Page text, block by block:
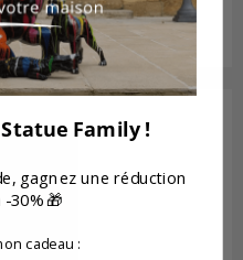
Family !
gagnez une réduction
-30% 🎁
cadeau :